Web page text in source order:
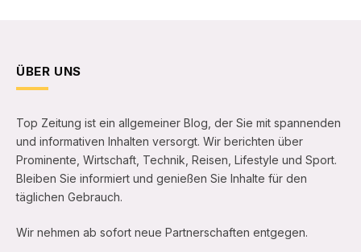
ÜBER UNS
Top Zeitung ist ein allgemeiner Blog, der Sie mit spannenden
und informativen Inhalten versorgt. Wir berichten über
Prominente, Wirtschaft, Technik, Reisen, Lifestyle und Sport.
Bleiben Sie informiert und genießen Sie Inhalte für den
täglichen Gebrauch.
Wir nehmen ab sofort neue Partnerschaften entgegen.